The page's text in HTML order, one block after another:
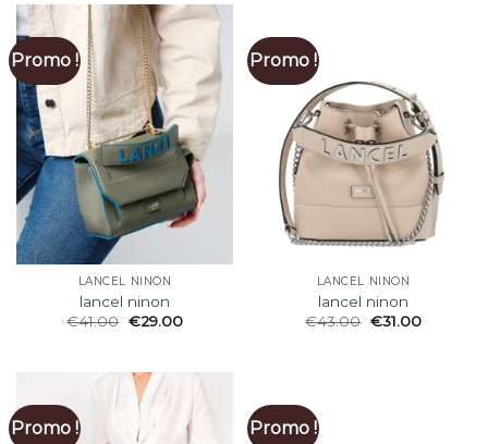
Promo !
LANCEL NINON
lancel ninon
€41.00 €29.00
Promo !
LANCEL NINON
lancel ninon
€43.00 €31.00
Promo ! Promo !